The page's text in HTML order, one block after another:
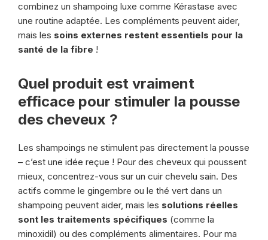
combinez un shampoing luxe comme Kérastase avec
une routine adaptée. Les compléments peuvent aider,
mais les soins externes restent essentiels pour la
santé de la fibre !
Quel produit est vraiment
efficace pour stimuler la pousse
des cheveux ?
Les shampoings ne stimulent pas directement la pousse
– c’est une idée reçue ! Pour des cheveux qui poussent
mieux, concentrez-vous sur un cuir chevelu sain. Des
actifs comme le gingembre ou le thé vert dans un
shampoing peuvent aider, mais les solutions réelles
sont les traitements spécifiques (comme la
minoxidil) ou des compléments alimentaires. Pour ma